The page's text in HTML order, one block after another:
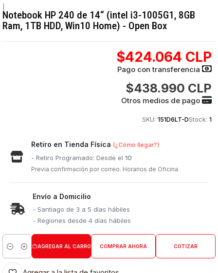
Notebook HP 240 de 14“ (intel i3-1005G1, 8GB
Ram, 1TB HDD, Win10 Home) - Open Box
$424.064 CLP
Pago con transferencia
$438.990 CLP
Otros medios de pago
SKU: 151D6LT-DStock: 1
Retiro en Tienda Física (¿Cómo llegar?)
- Retiro Programado: Desde el10
Previa confirmación por correo. Horarios de Oficina.
Envío a Domicilio
- Santiago de 3 a 5 días hábiles
- Regiones desde 4 días hábiles
Cantidad
AGREGAR AL CARRO COMPRAR AHORA COTIZAR